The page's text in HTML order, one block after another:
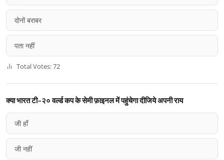
दोनों बराबर
पता नहीं
Total Votes: 72
क्या भारत टी-२० वर्ल्ड कप के सेमी फ़ाइनल में पहुंचेगा दीजिये अपनी राय
जी हाँ
जी नहीं